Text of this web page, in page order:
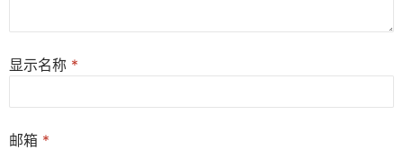
显示名称 *
邮箱 *